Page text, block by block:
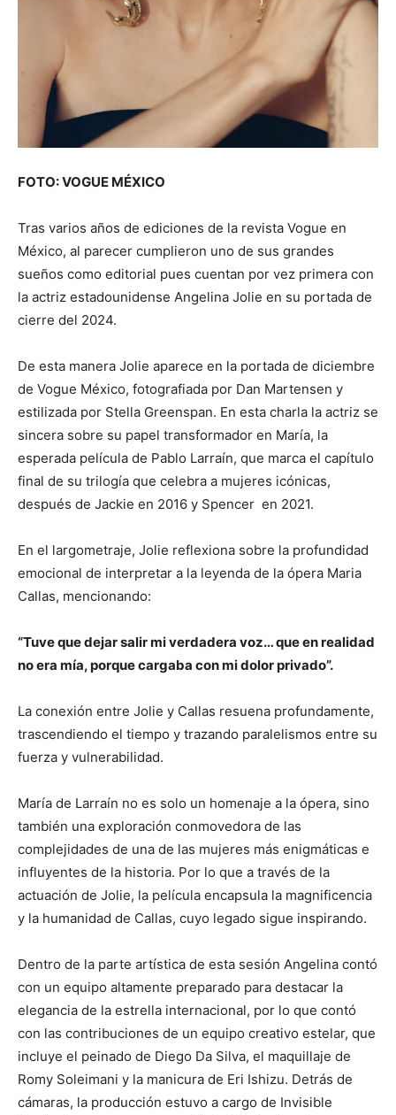
FOTO: VOGUE MÉXICO
Tras varios años de ediciones de la revista Vogue en
México, al parecer cumplieron uno de sus grandes
sueños como editorial pues cuentan por vez primera con
la actriz estadounidense Angelina Jolie en su portada de
cierre del 2024.
De esta manera Jolie aparece en la portada de diciembre
de Vogue México, fotografiada por Dan Martensen y
estilizada por Stella Greenspan. En esta charla la actriz se
sincera sobre su papel transformador en María, la
esperada película de Pablo Larraín, que marca el capítulo
final de su trilogía que celebra a mujeres icónicas,
después de Jackie en 2016 y Spencer en 2021.
En el largometraje, Jolie reflexiona sobre la profundidad
emocional de interpretar a la leyenda de la ópera Maria
Callas, mencionando:
“Tuve que dejar salir mi verdadera voz… que en realidad
no era mía, porque cargaba con mi dolor privado”.
La conexión entre Jolie y Callas resuena profundamente,
trascendiendo el tiempo y trazando paralelismos entre su
fuerza y vulnerabilidad.
María de Larraín no es solo un homenaje a la ópera, sino
también una exploración conmovedora de las
complejidades de una de las mujeres más enigmáticas e
influyentes de la historia. Por lo que a través de la
actuación de Jolie, la película encapsula la magnificencia
y la humanidad de Callas, cuyo legado sigue inspirando.
Dentro de la parte artística de esta sesión Angelina contó
con un equipo altamente preparado para destacar la
elegancia de la estrella internacional, por lo que contó
con las contribuciones de un equipo creativo estelar, que
incluye el peinado de Diego Da Silva, el maquillaje de
Romy Soleimani y la manicura de Eri Ishizu. Detrás de
cámaras, la producción estuvo a cargo de Invisible